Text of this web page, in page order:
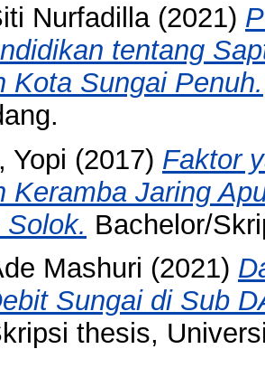
Nurfadilla(2021)
tentang
Kota Sungai Penuh.
Yopi (2017) Faktor
Keramba Jaring
Bachelor/
Mashuri (2021)
Sungai di Sub
thesis,